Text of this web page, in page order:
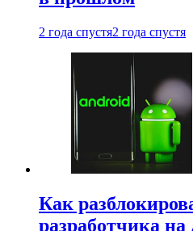
2 года спустя2 года спустя
Как
разработчика